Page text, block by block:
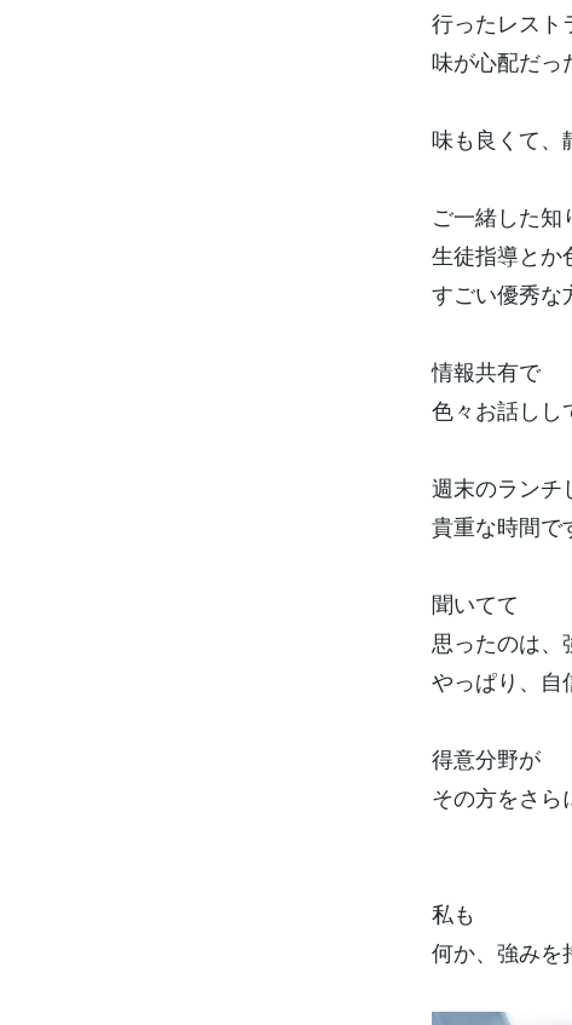
行ったレスト
味が心配だっ
味も良くて、
ご一緒した知
生徒指導とか
すごい優秀な
情報共有で
色々お話しし
週末のランチ
貴重な時間で
聞いてて
思ったのは、
やっぱり、自
得意分野が
その方をさら
私も
何か、強みを